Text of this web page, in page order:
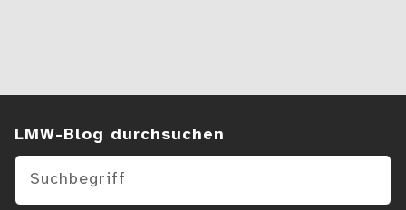
Suchen im Blog
LMW-Blog durchsuchen